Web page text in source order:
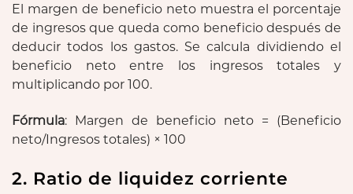
El margen de beneficio neto muestra el porcentaje
de ingresos que queda como beneficio después de
deducir todos los gastos. Se calcula dividiendo el
beneficio neto entre los ingresos totales y
multiplicando por 100.
Fórmula: Margen de beneficio neto = (Beneficio
neto/Ingresos totales) × 100
2. Ratio de liquidez corriente